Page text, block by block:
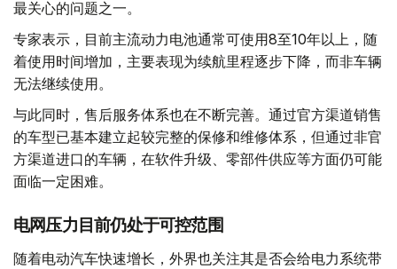
最关心的问题之一。
专家表示，目前主流动力电池通常可使用8至10年以上，随
着使用时间增加，主要表现为续航里程逐步下降，而非车辆
无法继续使用。
与此同时，售后服务体系也在不断完善。通过官方渠道销售
的车型已基本建立起较完整的保修和维修体系，但通过非官
方渠道进口的车辆，在软件升级、零部件供应等方面仍可能
面临一定困难。
电网压力目前仍处于可控范围
随着电动汽车快速增长，外界也关注其是否会给电力系统带